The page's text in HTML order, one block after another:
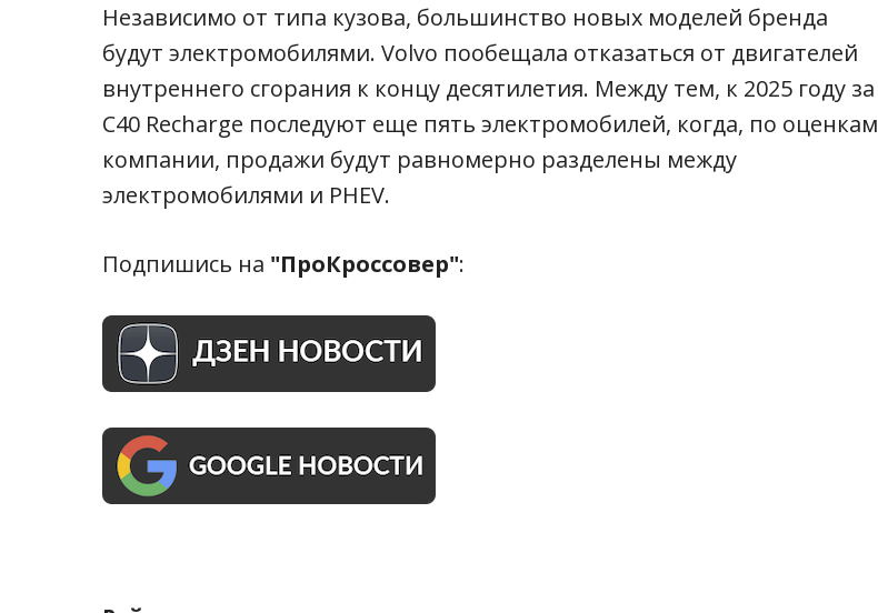
Независимо от типа кузова, большинство новых моделей бренда
будут электромобилями. Volvo пообещала отказаться от двигателей
внутреннего сгорания к концу десятилетия. Между тем, к 2025 году за
C40 Recharge последуют еще пять электромобилей, когда, по оценкам
компании, продажи будут равномерно разделены между
электромобилями и PHEV.
Подпишись на "ПроКроссовер":